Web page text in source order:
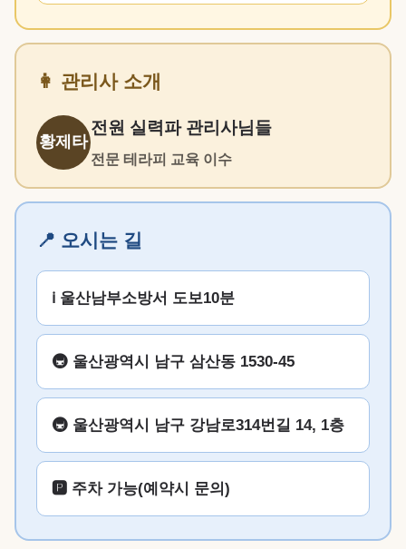
👩 관리사 소개
황제타
전원 실력파 관리사님들
전문 테라피 교육 이수
📍 오시는 길
ℹ️ 울산남부소방서 도보10분
🚇 울산광역시 남구 삼산동 1530-45
🚇 울산광역시 남구 강남로314번길 14, 1층
🅿️ 주차 가능(예약시 문의)